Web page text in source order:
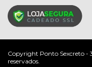
Copyright Ponto Sexcreto -
reservados.